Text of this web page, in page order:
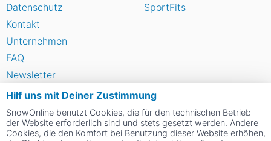
Hilf uns mit Deiner Zustimmung
SnowOnline benutzt Cookies, die für den technischen Betrieb
der Website erforderlich sind und stets gesetzt werden. Andere
Cookies, die den Komfort bei Benutzung dieser Website erhöhen,
Datenschutz
Kontakt
Unternehmen
FAQ
Newsletter
Widget
Umfragen
Skigebiet bewerten
SportFits